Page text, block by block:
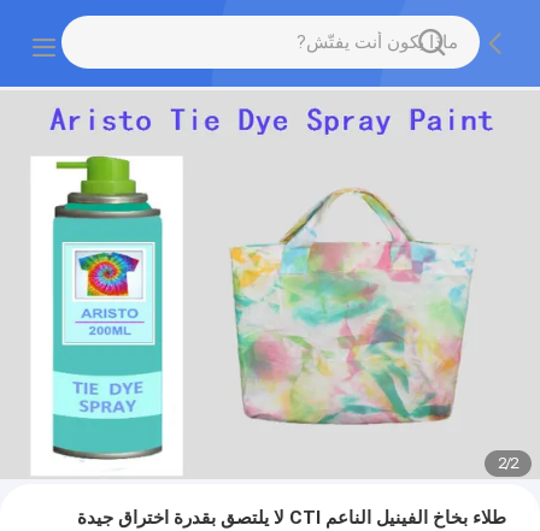
2
/
2
طلاء بخاخ الفينيل الناعم CTI لا يلتصق بقدرة اختراق جيدة